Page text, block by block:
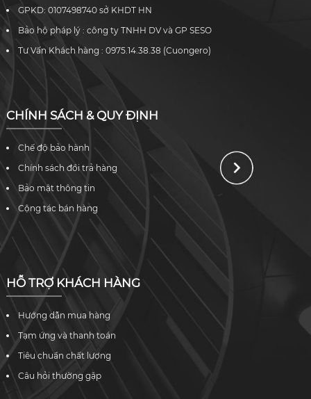
GPKD: 0107498740 sở KHDT HN
Bảo hộ pháp lý : công ty TNHH DV và GP SESO
Tư Vấn Khách hàng : 0975.14.38.38 (Cuongero)
CHÍNH SÁCH & QUY ĐỊNH
Chế độ bảo hành
Chính sách đổi trả hàng
Bảo mật thông tin
Cộng tác bán hàng
HỖ TRỢ KHÁCH HÀNG
Hướng dẫn mua hàng
Tạm ứng và thanh toán
Tiêu chuẩn chất lượng
Câu hỏi thường gặp